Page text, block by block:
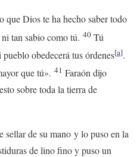
que Dios te ha hecho saber todo
tan sabio como tú. 40 Tú
obedecerá tus órdenes[a].
que tú». 41 Faraón dijo
sobre toda la tierra de
sellar de su mano y lo puso en la
de lino fino y puso un